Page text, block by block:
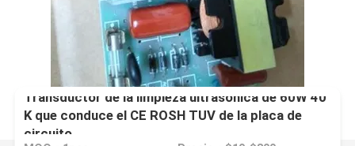
Transductor de la limpieza ultrasónica de 60W 40
K que conduce el CE ROSH TUV de la placa de
circuito